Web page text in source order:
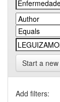
Start a
Add filters: